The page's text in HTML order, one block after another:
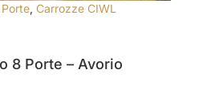
, Carrozze CIWL
8 Porte – Avorio